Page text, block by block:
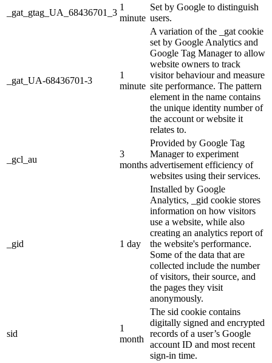
_gat_gtag_UA_68436701_3
1
minute
Set by Google to distinguish
users.
_gat_UA-68436701-3
1
minute
A variation of the _gat cookie
set by Google Analytics and
Google Tag Manager to allow
website owners to track
visitor behaviour and measure
site performance. The pattern
element in the name contains
the unique identity number of
the account or website it
relates to.
_gcl_au
3
months
Provided by Google Tag
Manager to experiment
advertisement efficiency of
websites using their services.
_gid 1 day
Installed by Google
Analytics, _gid cookie stores
information on how visitors
use a website, while also
creating an analytics report of
the website's performance.
Some of the data that are
collected include the number
of visitors, their source, and
the pages they visit
anonymously.
sid
1
month
The sid cookie contains
digitally signed and encrypted
records of a user’s Google
account ID and most recent
sign-in time.